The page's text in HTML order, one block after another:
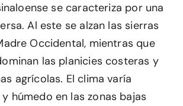
se caracteriza por una
Al este se alzan las sierras
Occidental, mientras que
las planicies costeras y
agrícolas. El clima varía
húmedo en las zonas bajas